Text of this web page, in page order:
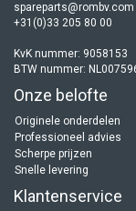
spareparts@rombv.com
+31(0)33 205 80 00
KvK nummer: 9058153
BTW nummer:
Onze belofte
Originele onderdelen
Professioneel advies
Scherpe prijzen
Snelle levering
Klantenservice